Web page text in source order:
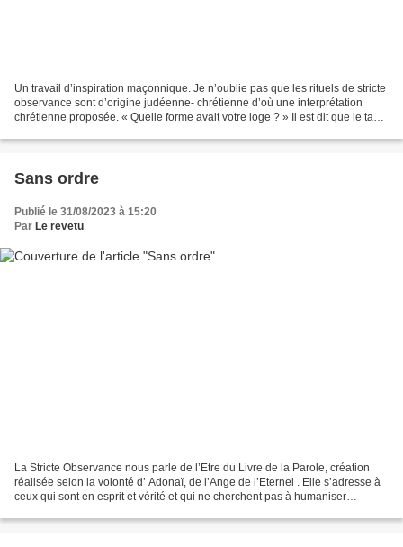
Un travail d’inspiration maçonnique. Je n’oublie pas que les rituels de stricte
observance sont d’origine judéenne- chrétienne d’où une interprétation
chrétienne proposée. « Quelle forme avait votre loge ? » Il est dit que le tapis
Sans ordre
Publié le 31/08/2023 à 15:20
Par Le revetu
La Stricte Observance nous parle de l’Etre du Livre de la Parole, création
réalisée selon la volonté d’ Adonaï, de l’Ange de l’Eternel . Elle s’adresse à
ceux qui sont en esprit et vérité et qui ne cherchent pas à humaniser